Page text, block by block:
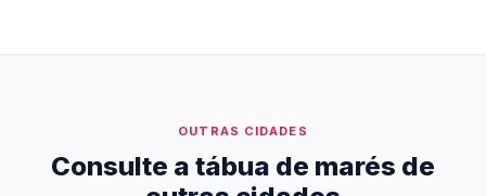
OUTRAS CIDADES
Consulte a tábua de marés de